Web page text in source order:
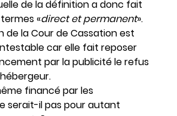
de la définition a donc fait
«direct et permanent».
de la Cour de Cassation est
car elle fait reposer
par la publicité le refus
financé par les
serait-il pas pour autant